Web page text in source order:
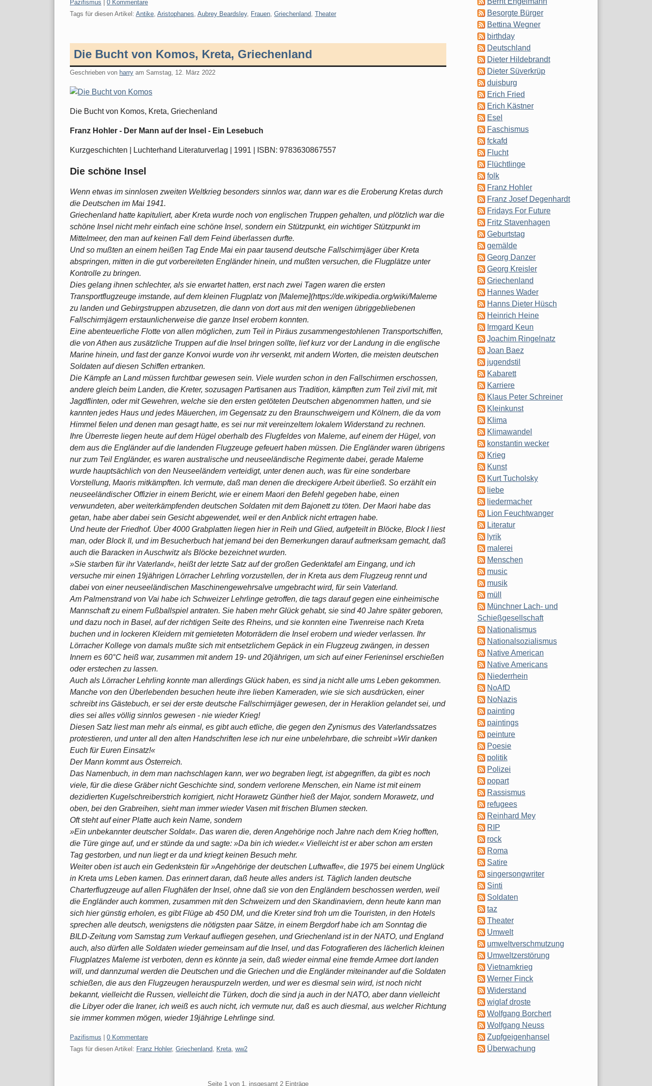
Kategorien:
Pazifismus
0 Kommentare
Tags für diesen Artikel: Antike Aristophanes Aubrey Beardsley, Frauen Griechenland Theater
Die Bucht von Komos, Kreta, Griechenland
Geschrieben von harry am Samstag, 12. März 2022
Die Bucht von Komos, Kreta, Griechenland
Franz Hohler - Der Mann auf der Insel - Ein Lesebuch
Kurzgeschichten | Luchterhand Literaturverlag | 1991 | ISBN: 9783630867557
Die schöne Insel
Wenn etwas im sinnlosen zweiten Weltkrieg besonders sinnlos war, dann war es die Eroberung Kretas durch
die Deutschen im Mai 1941.
Griechenland hatte kapituliert, aber Kreta wurde noch von englischen Truppen gehalten, und plötzlich war die
schöne Insel nicht mehr einfach eine schöne Insel, sondern ein Stützpunkt, ein wichtiger Stützpunkt im
Mittelmeer, den man auf keinen Fall dem Feind überlassen durfte.
Und so mußten an einem heißen Tag Ende Mai ein paar tausend deutsche Fallschirmjäger über Kreta
abspringen, mitten in die gut vorbereiteten Engländer hinein, und mußten versuchen, die Flugplätze unter
Kontrolle zu bringen.
Dies gelang ihnen schlechter, als sie erwartet hatten, erst nach zwei Tagen waren die ersten
Transportflugzeuge imstande, auf dem kleinen Flugplatz von [Maleme](https://de.wikipedia.org/wiki/Maleme
zu landen und Gebirgstruppen abzusetzen, die dann von dort aus mit den wenigen übriggebliebenen
Fallschirmjägern erstaunlicherweise die ganze Insel erobern konnten.
Eine abenteuerliche Flotte von allen möglichen, zum Teil in Piräus zusammengestohlenen Transportschiffen,
die von Athen aus zusätzliche Truppen auf die Insel bringen sollte, lief kurz vor der Landung in die englische
Marine hinein, und fast der ganze Konvoi wurde von ihr versenkt, mit andern Worten, die meisten deutschen
Soldaten auf diesen Schiffen ertranken.
Die Kämpfe an Land müssen furchtbar gewesen sein. Viele wurden schon in den Fallschirmen erschossen,
andere gleich beim Landen, die Kreter, sozusagen Partisanen aus Tradition, kämpften zum Teil zivil mit, mit
Jagdflinten, oder mit Gewehren, welche sie den ersten getöteten Deutschen abgenommen hatten, und sie
kannten jedes Haus und jedes Mäuerchen, im Gegensatz zu den Braunschweigern und Kölnern, die da vom
Himmel fielen und denen man gesagt hatte, es sei nur mit vereinzeltem lokalem Widerstand zu rechnen.
Ihre Überreste liegen heute auf dem Hügel oberhalb des Flugfeldes von Maleme, auf einem der Hügel, von
dem aus die Engländer auf die landenden Flugzeuge gefeuert haben müssen. Die Engländer waren übrigens
nur zum Teil Engländer, es waren australische und neuseeländische Regimente dabei, gerade Maleme
wurde hauptsächlich von den Neuseeländern verteidigt, unter denen auch, was für eine sonderbare
Vorstellung, Maoris mitkämpften. Ich vermute, daß man denen die dreckigere Arbeit überließ. So erzählt ein
neuseeländischer Offizier in einem Bericht, wie er einem Maori den Befehl gegeben habe, einen
verwundeten, aber weiterkämpfenden deutschen Soldaten mit dem Bajonett zu töten. Der Maori habe das
getan, habe aber dabei sein Gesicht abgewendet, weil er den Anblick nicht ertragen habe.
Und heute der Friedhof. Über 4000 Grabplatten liegen hier in Reih und Glied, aufgeteilt in Blöcke, Block I liest
man, oder Block II, und im Besucherbuch hat jemand bei den Bemerkungen darauf aufmerksam gemacht, daß
auch die Baracken in Auschwitz als Blöcke bezeichnet wurden.
»Sie starben für ihr Vaterland«, heißt der letzte Satz auf der großen Gedenktafel am Eingang, und ich
versuche mir einen 19jährigen Lörracher Lehrling vorzustellen, der in Kreta aus dem Flugzeug rennt und
dabei von einer neuseeländischen Maschinengewehrsalve umgebracht wird, für sein Vaterland.
Am Palmenstrand von Vai habe ich Schweizer Lehrlinge getroffen, die tags darauf gegen eine einheimische
Mannschaft zu einem Fußballspiel antraten. Sie haben mehr Glück gehabt, sie sind 40 Jahre später geboren,
und dazu noch in Basel, auf der richtigen Seite des Rheins, und sie konnten eine Twenreise nach Kreta
buchen und in lockeren Kleidern mit gemieteten Motorrädern die Insel erobern und wieder verlassen. Ihr
Lörracher Kollege von damals mußte sich mit entsetzlichem Gepäck in ein Flugzeug zwängen, in dessen
Innern es 60°C heiß war, zusammen mit andern 19- und 20jährigen, um sich auf einer Ferieninsel erschießen
oder erstechen zu lassen.
Auch als Lörracher Lehrling konnte man allerdings Glück haben, es sind ja nicht alle ums Leben gekommen.
Manche von den Überlebenden besuchen heute ihre lieben Kameraden, wie sie sich ausdrücken, einer
schreibt ins Gästebuch, er sei der erste deutsche Fallschirmjäger gewesen, der in Heraklion gelandet sei, und
dies sei alles völlig sinnlos gewesen - nie wieder Krieg!
Diesen Satz liest man mehr als einmal, es gibt auch etliche, die gegen den Zynismus des Vaterlandssatzes
protestieren, und unter all den alten Handschriften lese ich nur eine unbelehrbare, die schreibt »Wir danken
Euch für Euren Einsatz!«
Der Mann kommt aus Österreich.
Das Namenbuch, in dem man nachschlagen kann, wer wo begraben liegt, ist abgegriffen, da gibt es noch
viele, für die diese Gräber nicht Geschichte sind, sondern verlorene Menschen, ein Name ist mit einem
dezidierten Kugelschreiberstrich korrigiert, nicht Horawetz Günther hieß der Major, sondern Morawetz, und
oben, bei den Grabreihen, sieht man immer wieder Vasen mit frischen Blumen stecken.
Oft steht auf einer Platte auch kein Name, sondern
»Ein unbekannter deutscher Soldat«. Das waren die, deren Angehörige noch Jahre nach dem Krieg hofften,
die Türe ginge auf, und er stünde da und sagte: »Da bin ich wieder.« Vielleicht ist er aber schon am ersten
Tag gestorben, und nun liegt er da und kriegt keinen Besuch mehr.
Weiter oben ist auch ein Gedenkstein für »Angehörige der deutschen Luftwaffe«, die 1975 bei einem Unglück
in Kreta ums Leben kamen. Das erinnert daran, daß heute alles anders ist. Täglich landen deutsche
Charterflugzeuge auf allen Flughäfen der Insel, ohne daß sie von den Engländern beschossen werden, weil
die Engländer auch kommen, zusammen mit den Schweizern und den Skandinaviern, denn heute kann man
sich hier günstig erholen, es gibt Flüge ab 450 DM, und die Kreter sind froh um die Touristen, in den Hotels
sprechen alle deutsch, wenigstens die nötigsten paar Sätze, in einem Bergdorf habe ich am Sonntag die
BILD-Zeitung vom Samstag zum Verkauf aufliegen gesehen, und Griechenland ist in der NATO, und England
auch, also dürfen alle Soldaten wieder gemeinsam auf die Insel, und das Fotografieren des lächerlich kleinen
Flugplatzes Maleme ist verboten, denn es könnte ja sein, daß wieder einmal eine fremde Armee dort landen
will, und dannzumal werden die Deutschen und die Griechen und die Engländer miteinander auf die Soldaten
schießen, die aus den Flugzeugen herauspurzeln werden, und wer es diesmal sein wird, ist noch nicht
bekannt, vielleicht die Russen, vielleicht die Türken, doch die sind ja auch in der NATO, aber dann vielleicht
die Libyer oder die Iraner, ich weiß es auch nicht, ich vermute nur, daß es auch diesmal, aus welcher Richtung
sie immer kommen mögen, wieder 19jährige Lehrlinge sind.
Kategorien:
Pazifismus
0 Kommentare
Tags für diesen Artikel: Franz Hohler, Griechenland, Kreta, ww2
Seite 1 von 1, insgesamt 2 Einträge
Besorgte Bürger
Bettina Wegner
birthday
Deutschland
Dieter Hildebrandt
Dieter Süverkrüp
duisburg
Erich Fried
Erich Kästner
Esel
Faschismus
fckafd
Flucht
Flüchtlinge
folk
Franz Hohler
Franz Josef Degenhardt
Fridays For Future
Fritz Stavenhagen
Geburtstag
gemälde
Georg Danzer
Georg Kreisler
Griechenland
Hannes Wader
Hanns Dieter Hüsch
Heinrich Heine
Irmgard Keun
Joachim Ringelnatz
Joan Baez
jugendstil
Kabarett
Karriere
Klaus Peter Schreiner
Kleinkunst
Klima
Klimawandel
konstantin wecker
Krieg
Kunst
Kurt Tucholsky
liebe
liedermacher
Lion Feuchtwanger
Literatur
lyrik
malerei
Menschen
music
musik
müll
Münchner Lach- und
Schießgesellschaft
Nationalismus
Nationalsozialismus
Native American
Native Americans
Niederrhein
NoAfD
NoNazis
painting
paintings
peinture
Poesie
politik
Polizei
popart
Rassismus
refugees
Reinhard Mey
RIP
rock
Roma
Satire
singersongwriter
Sinti
Soldaten
taz
Theater
Umwelt
umweltverschmutzung
Umweltzerstörung
Vietnamkrieg
Werner Finck
Widerstand
wiglaf droste
Wolfgang Borchert
Wolfgang Neuss
Zupfgeigenhansel
Überwachung